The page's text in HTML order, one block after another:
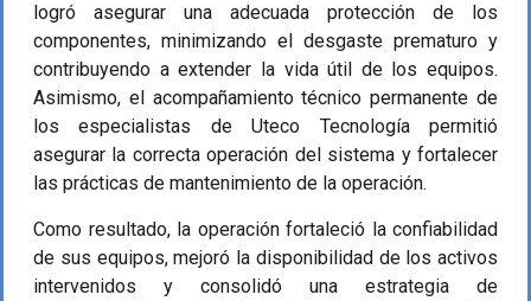
logró asegurar una adecuada protección de los
componentes, minimizando el desgaste prematuro y
contribuyendo a extender la vida útil de los equipos.
Asimismo, el acompañamiento técnico permanente de
los especialistas de Uteco Tecnología permitió
asegurar la correcta operación del sistema y fortalecer
las prácticas de mantenimiento de la operación.
Como resultado, la operación fortaleció la confiabilidad
de sus equipos, mejoró la disponibilidad de los activos
intervenidos y consolidó una estrategia de